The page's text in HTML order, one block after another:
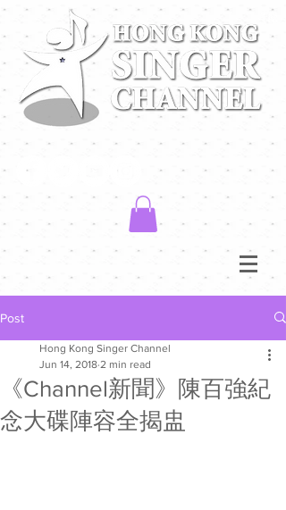
Post
《Channel新聞》陳百強紀
念大碟陣容全揭盅
Hong Kong Singer Channel
Jun 14, 2018 2 min read